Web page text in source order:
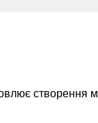
створення